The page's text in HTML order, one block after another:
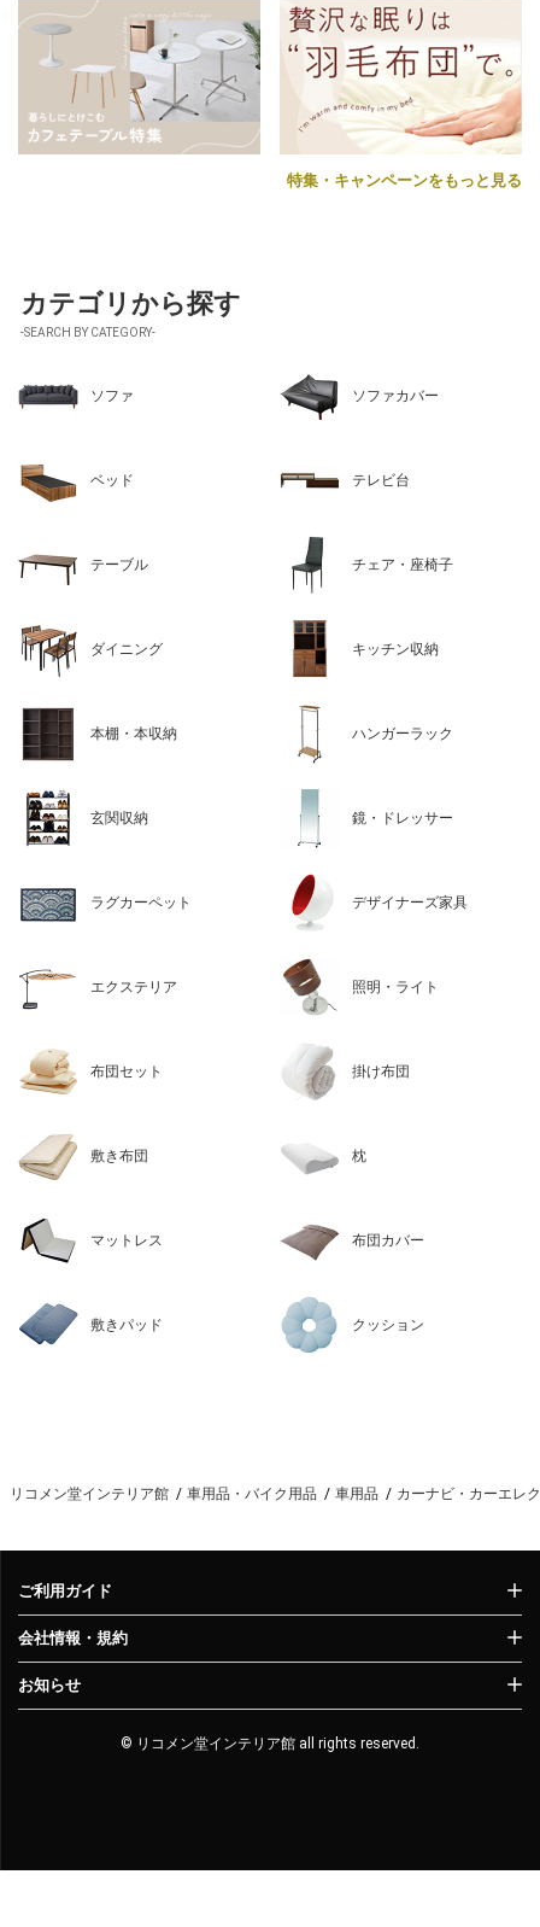
特集・キャンペーンをもっと見る
カテゴリから探す
-SEARCH BY CATEGORY-
ソファ ソファカバー
ベッド テレビ台
テーブル チェア・座椅子
ダイニング キッチン収納
本棚・本収納 ハンガーラック
玄関収納 鏡・ドレッサー
ラグカーペット デザイナーズ家具
エクステリア 照明・ライト
布団セット 掛け布団
敷き布団 枕
マットレス 布団カバー
敷きパッド クッション
リコメン堂インテリア館 車用品・バイク用品 車用品 カーナビ・カーエレ
ご利用ガイド
会社情報・規約
お知らせ
© リコメン堂インテリア館 all rights reserved.